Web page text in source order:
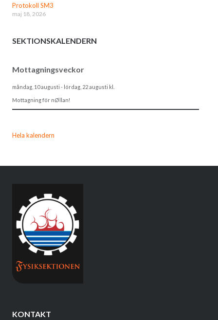
Protokoll SM3
maj 18, 2026
SEKTIONSKALENDERN
Mottagningsveckor
måndag, 10 augusti - lördag, 22 augusti kl.
Mottagning för nØllan!
Hela kalendern
KONTAKT